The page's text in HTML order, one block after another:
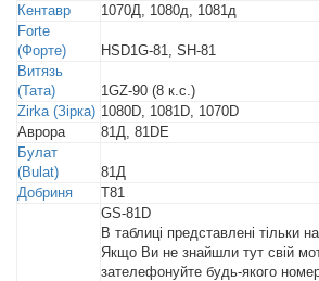
Кентавр
1070Д, 1080д, 1081д
Forte
(Форте)
HSD1G-81, SH-81
Витязь
(Тата)
1GZ-90 (8 к.с.)
Zirka (Зірка) 1080D, 1081D, 1070D
Аврора
81Д, 81DE
Булат
(Bulat)
81Д
Добриня
T81
GS-81D
В таблиці представлені тільки
Якщо Ви не знайшли тут свій
зателефонуйте будь-якого